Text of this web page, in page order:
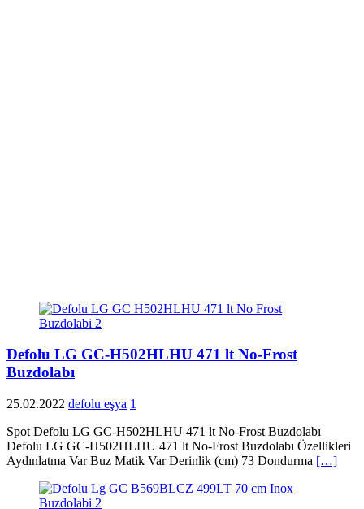
Defolu LG GC-H502HLHU 471 lt No-Frost
Buzdolabı
25.02.2022 defolu eşya 1
Spot Defolu LG GC-H502HLHU 471 lt No-Frost Buzdolabı
Defolu LG GC-H502HLHU 471 lt No-Frost Buzdolabı Özellikleri
Aydınlatma Var Buz Matik Var Derinlik (cm) 73 Dondurma […]